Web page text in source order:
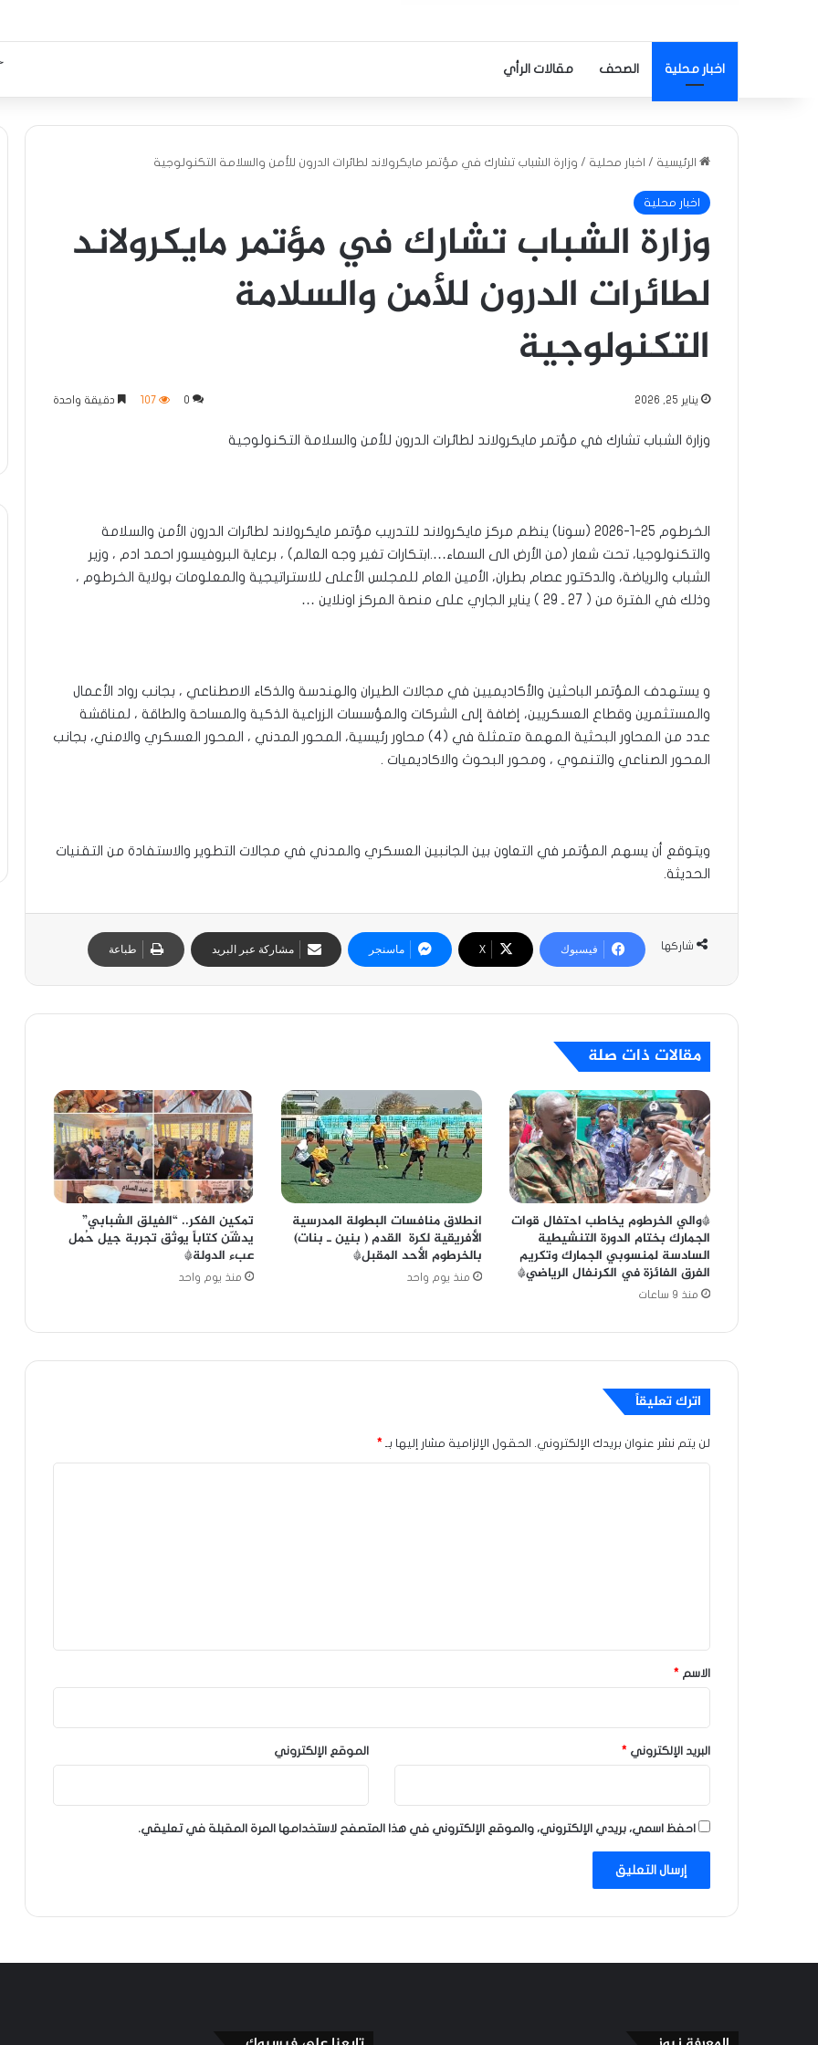
اخبار محلية الصحف مقالات الرأي
الرئيسية / اخبار محلية / وزارة الشباب تشارك في مؤتمر مايكرولاند لطائرات الدرون للأمن والسلامة التكنولوجية
اخبار محلية
وزارة الشباب تشارك في مؤتمر مايكرولاند
لطائرات الدرون للأمن والسلامة
التكنولوجية
يناير 25, 2026 0
107 دقيقة واحدة
وزارة الشباب تشارك في مؤتمر مايكرولاند لطائرات الدرون للأمن والسلامة التكنولوجية
الخرطوم 25-1-2026 (سونا) ينظم مركز مايكرولاند للتدريب مؤتمر مايكرولاند لطائرات الدرون الأمن والسلامة
والتكنولوجيا، تحت شعار (من الأرض الى السماء….ابتكارات تغير وجه العالم) ، برعاية البروفيسور احمد ادم ، وزير
الشباب والرياضة، والدكتور عصام بطران، الأمين العام للمجلس الأعلى للاستراتيجية والمعلومات بولاية الخرطوم ،
وذلك في الفترة من ( 27 ـ 29 ) يناير الجاري على منصة المركز اونلاين …
و يستهدف المؤتمر الباحثين والأكاديميين في مجالات الطيران والهندسة والذكاء الاصطناعي ، بجانب رواد الأعمال
والمستثمرين وقطاع العسكريين، إضافة إلى الشركات والمؤسسات الزراعية الذكية والمساحة والطاقة ، لمناقشة
عدد من المحاور البحثية المهمة متمثلة في (4) محاور رئيسية، المحور المدني ، المحور العسكري والامني، بجانب
المحور الصناعي والتنموي ، ومحور البحوث والاكاديميات .
ويتوقع أن يسهم المؤتمر في التعاون بين الجانبين العسكري والمدني في مجالات التطوير والاستفادة من التقنيات
الحديثة.
شاركها فيسبوك ‫X ماسنجر مشاركة عبر البريد طباعة
مقالات ذات صلة
*والي الخرطوم يخاطب احتفال قوات
الجمارك بختام الدورة التنشيطية
السادسة لمنسوبي الجمارك وتكريم
الفرق الفائزة في الكرنفال الرياضي*
منذ 9 ساعات
انطلاق منافسات البطولة المدرسية
الأفريقية لكرة القدم ( بنين ـ بنات)
بالخرطوم الأحد المقبل*
منذ يوم واحد
تمكين الفكر.. “الفيلق الشبابي”
يدشّن كتاباً يوثق تجربة جيل حُمل
عبء الدولة*
منذ يوم واحد
اترك تعليقاً
لن يتم نشر عنوان بريدك الإلكتروني. الحقول الإلزامية مشار إليها بـ *
*الاسم *
البريد الإلكتروني * الموقع الإلكتروني
احفظ اسمي، بريدي الإلكتروني، والموقع الإلكتروني في هذا المتصفح لاستخدامها المرة المقبلة في تعليقي.